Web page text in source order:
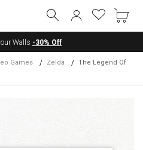
Walls -30% Off
Games Zelda
The Legend Of